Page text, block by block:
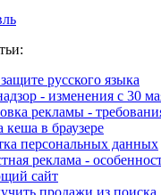
русского языка
- изменения с 30
рекламы -
кеша в браузере
персональных данных
реклама -
сайт
продажи из поиска